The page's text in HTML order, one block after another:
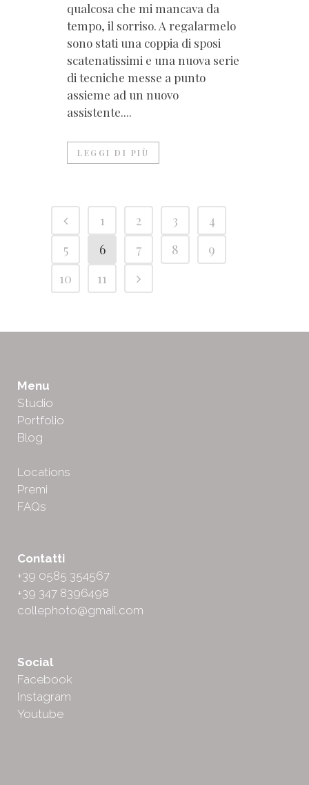
qualcosa che mi mancava da
tempo, il sorriso. A regalarmelo
sono stati una coppia di sposi
scatenatissimi e una nuova serie
di tecniche messe a punto
assieme ad un nuovo
assistente....
LEGGI DI PIÙ
1 2 3
4
5
6 7 8
9
10
11
Menu
Studio
Portfolio
Blog
Locations
Premi
FAQs
Contatti
+39 0585 354567
+39 347 8396498
collephoto@gmail.com
Social
Facebook
Instagram
Youtube